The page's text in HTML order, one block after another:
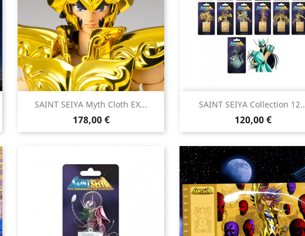
SAINT SEIYA Myth Cloth EX...
Prix
178,00 €
Aperçu rapide SAINT SEIYA Collection
Prix
120,00 €
Aperçu rapide